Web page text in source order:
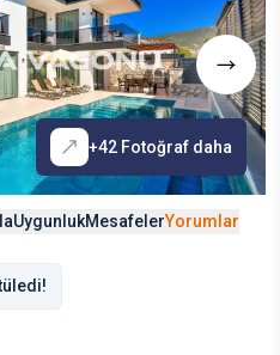
+42 Fotoğraf daha
UygunlukMesafelerYorumlar